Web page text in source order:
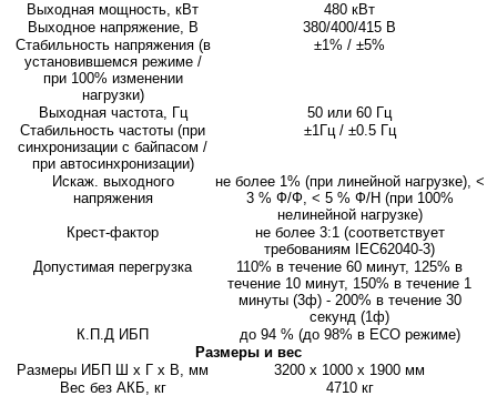
Выходная мощность, кВт
480 кВт
Выходное напряжение, В
380/400/415 В
Стабильность напряжения (в
установившемся режиме /
при 100% изменении
нагрузки)
±1% / ±5%
Выходная частота, Гц
50 или 60 Гц
Стабильность частоты (при
синхронизации с байпасом /
при автосинхронизации)
±1Гц / ±0.5 Гц
Искаж. выходного
напряжения
не более 1% (при линейной нагрузке), <
3 % Ф/Ф, < 5 % Ф/Н (при 100%
нелинейной нагрузке)
Крест-фактор
не более 3:1 (соответствует
требованиям IEC62040-3)
Допустимая перегрузка
110% в течение 60 минут, 125% в
течение 10 минут, 150% в течение 1
минуты (3ф) - 200% в течение 30
секунд (1ф)
К.П.Д ИБП
до 94 % (до 98% в ECO режиме)
Размеры и вес
Размеры ИБП Ш х Г х В, мм
3200 x 1000 x 1900 мм
Вес без АКБ, кг
4710 кг